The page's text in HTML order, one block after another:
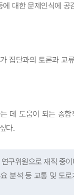
대한 문제인식에 공
집단과의 토론과 교
데 도움이 되는 종합
다.
구위원으로 재직 중
분석 등 교통 및 도